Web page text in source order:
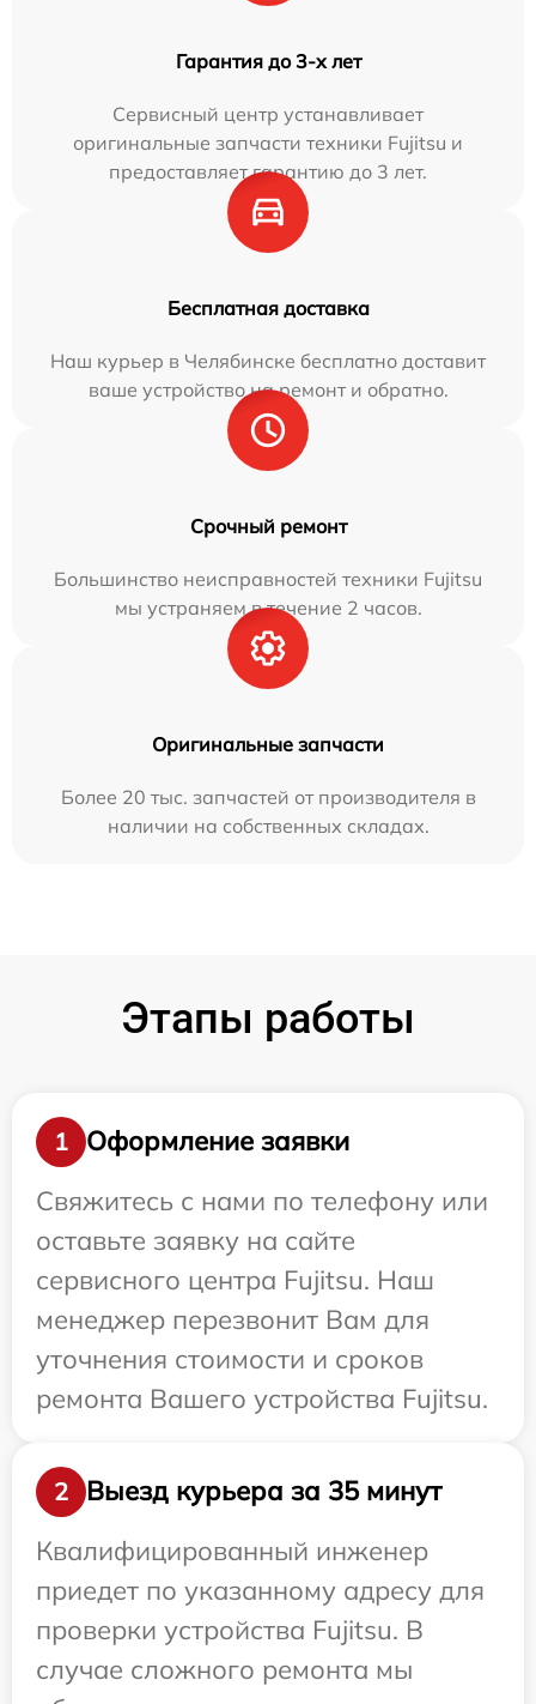
Гарантия до 3-х лет
Сервисный центр устанавливает
оригинальные запчасти техники Fujitsu и
предоставляет гарантию до 3 лет.
Бесплатная доставка
Наш курьер в Челябинске бесплатно доставит
ваше устройство на ремонт и обратно.
Срочный ремонт
Большинство неисправностей техники Fujitsu
мы устраняем в течение 2 часов.
Оригинальные запчасти
Более 20 тыс. запчастей от производителя в
наличии на собственных складах.
Этапы работы
1
Оформление заявки
Свяжитесь с нами по телефону или
оставьте заявку на сайте
сервисного центра Fujitsu. Наш
менеджер перезвонит Вам для
уточнения стоимости и сроков
ремонта Вашего устройства Fujitsu.
2
Выезд курьера за 35 минут
Квалифицированный инженер
приедет по указанному адресу для
проверки устройства Fujitsu. В
случае сложного ремонта мы